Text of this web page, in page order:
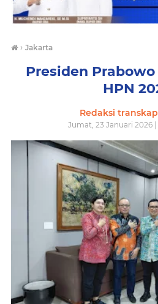
› Jakarta
Presiden
HPN
Redaksi
Jumat, 23 Januari 2026